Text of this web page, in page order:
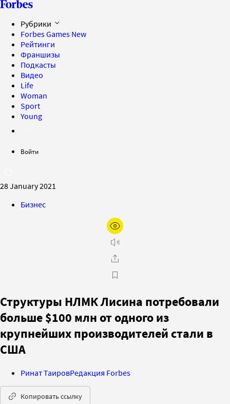
Рубрики
Forbes Games New
Рейтинги
Франшизы
Подкасты
Видео
Life
Woman
Sport
Young
Войти
28 January 2021
Бизнес
Структуры НЛМК Лисина потребовали
больше $100 млн от одного из
крупнейших производителей стали в
США
Ринат ТаировРедакция Forbes
Копировать ссылку